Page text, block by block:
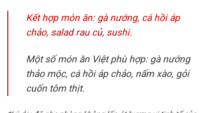
Kết hợp món ăn: gà nướng, cá hồi áp
chảo, salad rau củ, sushi.
Một số món ăn Việt phù hợp: gà nướng
thảo mộc, cá hồi áp chảo, nấm xào, gỏi
cuốn tôm thịt.